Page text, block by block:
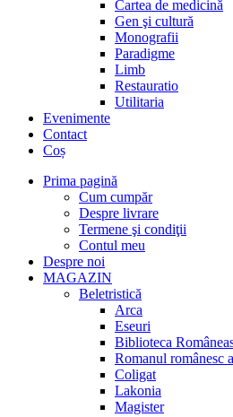
Cartea de medicină
Gen şi cultură
Monografii
Paradigme
Limb
Restauratio
Utilitaria
Evenimente
Contact
Coș
Prima pagină
Cum cumpăr
Despre livrare
Termene şi condiţii
Contul meu
Despre noi
MAGAZIN
Beletristică
Arca
Eseuri
Biblioteca
Romanul românesc
Coligat
Lakonia
Magister